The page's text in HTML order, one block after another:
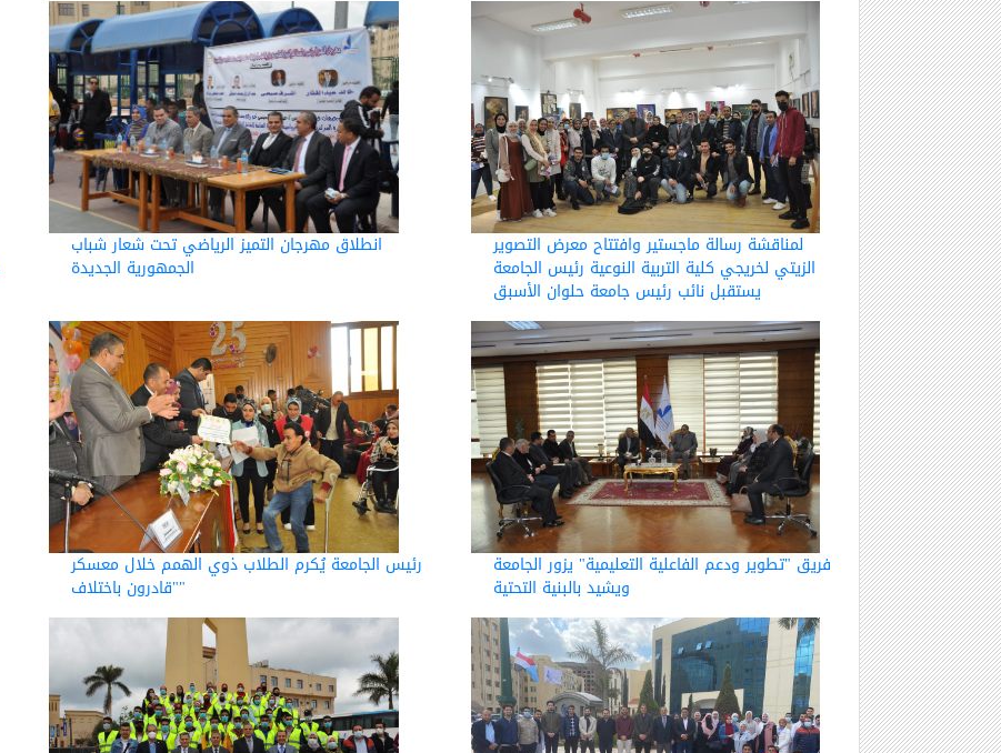
انطلاق مهرجان التميز الرياضي تحت شعار شباب
الجمهورية الجديدة
لمناقشة رسالة ماجستير وافتتاح معرض التصوير
الزيتي لخريجي كلية التربية النوعية رئيس الجامعة
يستقبل نائب رئيس جامعة حلوان الأسبق
رئيس الجامعة يُكرم الطلاب ذوي الهمم خلال معسكر
"قادرون باختلاف"
فريق "تطوير ودعم الفاعلية التعليمية" يزور الجامعة
ويشيد بالبنية التحتية